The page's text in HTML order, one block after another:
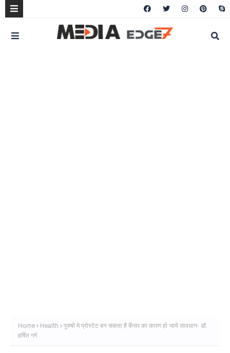
Home Health
पुरुषों मे प्रोस्टेट बन सकता है कैंसर का कारण हो जाये सावधानः डॉ.
हर्षित गर्ग